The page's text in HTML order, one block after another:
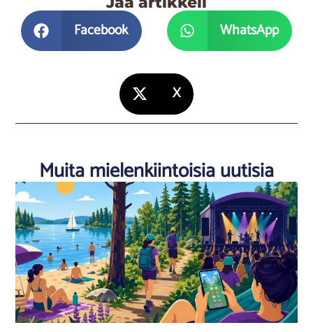
Facebook WhatsApp
X
Muita mielenkiintoisia uutisia